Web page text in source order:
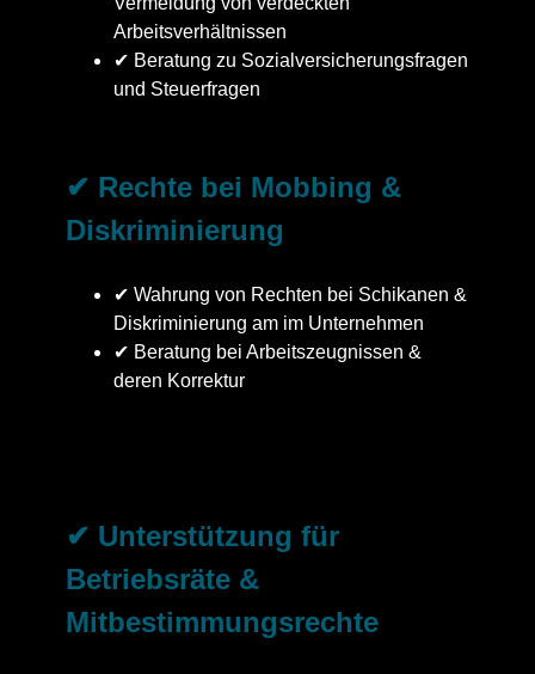
Arbeitsverhältnissen
✔ Beratung zu Sozialversicherungsfragen
und Steuerfragen
✔ Rechte bei Mobbing &
Diskriminierung
✔ Wahrung von Rechten bei Schikanen &
Diskriminierung am im Unternehmen
✔ Beratung bei Arbeitszeugnissen &
deren Korrektur
✔ Unterstützung für
Betriebsräte &
Mitbestimmungsrechte